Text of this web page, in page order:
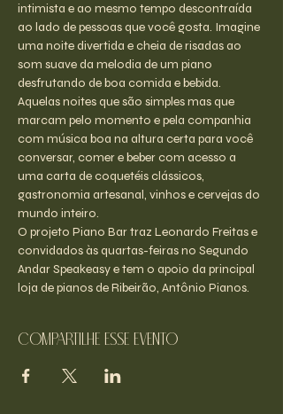
intimista e ao mesmo tempo descontraída
ao lado de pessoas que você gosta. Imagine
uma noite divertida e cheia de risadas ao
som suave da melodia de um piano
desfrutando de boa comida e bebida.
Aquelas noites que são simples mas que
marcam pelo momento e pela companhia
com música boa na altura certa para você
conversar, comer e beber com acesso a
uma carta de coquetéis clássicos,
gastronomia artesanal, vinhos e cervejas do
mundo inteiro.
O projeto Piano Bar traz Leonardo Freitas e
convidados às quartas-feiras no Segundo
Andar Speakeasy e tem o apoio da principal
loja de pianos de Ribeirão, Antônio Pianos.
Compartilhe esse evento